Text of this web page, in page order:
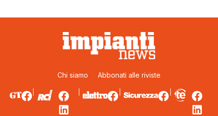
Chi siamo Abbonati alle riviste